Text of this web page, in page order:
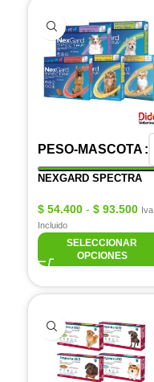
PESO-MASCOTA
NEXGARD SPECTRA
$ 54.400 - $ 93.500 Iva
Incluido
SELECCIONAR
OPCIONES